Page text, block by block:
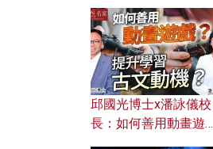
邱國光博士x潘詠儀校
長：如何善用動畫遊戲